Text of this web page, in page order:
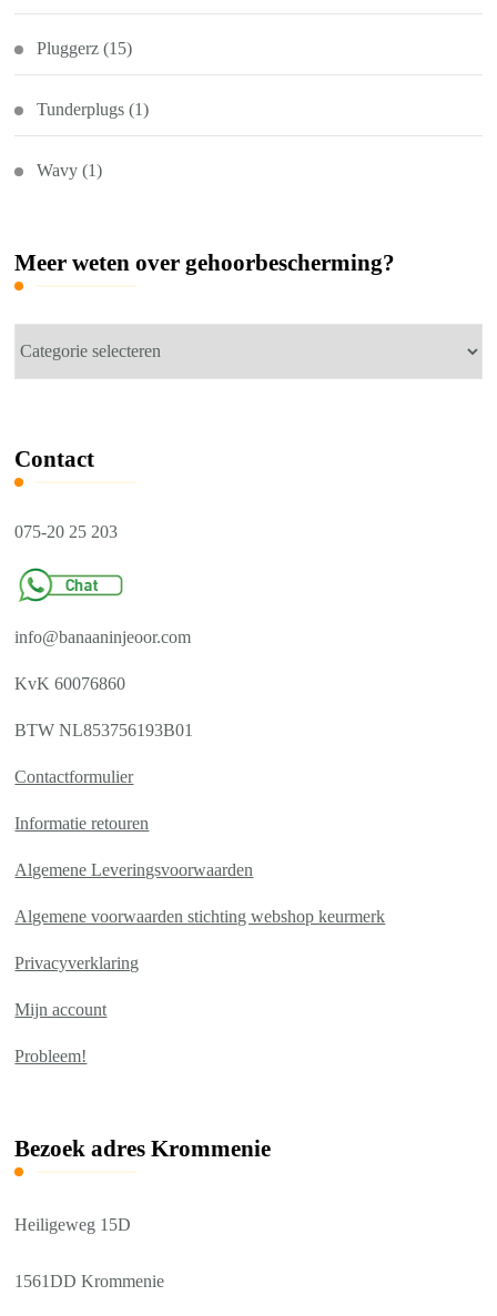
Pluggerz (15)
Tunderplugs (1)
Wavy (1)
Meer weten over gehoorbescherming?
Contact
075-20 25 203
info@banaaninjeoor.com
KvK 60076860
BTW NL853756193B01
Contactformulier
Informatie retouren
Algemene Leveringsvoorwaarden
Algemene voorwaarden stichting webshop keurmerk
Privacyverklaring
Mijn account
Probleem!
Bezoek adres Krommenie
Heiligeweg 15D
1561DD Krommenie